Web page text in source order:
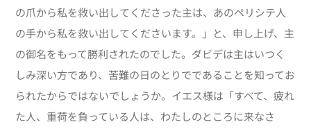
の爪から私を救い出してくださった主は、あのペリシテ人
の手から私を救い出してくださいます。」と、申し上げ、主
の御名をもって勝利されたのでした。ダビデは主はいつく
しみ深い方であり、苦難の日のとりでであることを知ってお
られたからではないでしょうか。イエス様は「すべて、疲れ
た人、重荷を負っている人は、わたしのところに来なさ